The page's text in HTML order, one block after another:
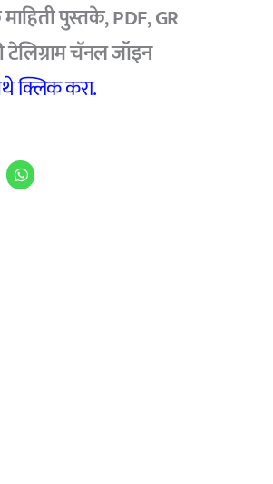
पुस्तके, PDF, GR
टेलिग्राम चॅनल जॉइन
क्लिक करा.